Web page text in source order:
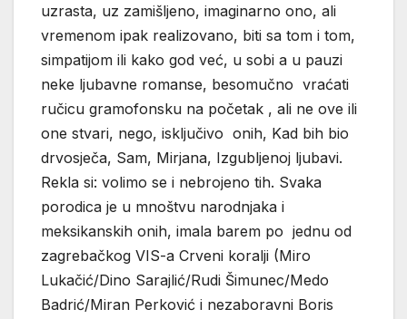
uzrasta, uz zamišljeno, imaginarno ono, ali
vremenom ipak realizovano, biti sa tom i tom,
simpatijom ili kako god već, u sobi a u pauzi
neke ljubavne romanse, besomučno vraćati
ručicu gramofonsku na početak , ali ne ove ili
one stvari, nego, isključivo onih, Kad bih bio
drvosječa, Sam, Mirjana, Izgubljenoj ljubavi.
Rekla si: volimo se i nebrojeno tih. Svaka
porodica je u mnoštvu narodnjaka i
meksikanskih onih, imala barem po jednu od
zagrebačkog VIS-a Crveni koralji (Miro
Lukačić/Dino Sarajlić/Rudi Šimunec/Medo
Badrić/Miran Perković i nezaboravni Boris